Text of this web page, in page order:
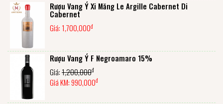
Rượu Vang Ý Xi Măng Le Argille Cabernet Di
Cabernet
Giá: 1,700,000đ
Rượu Vang Ý F Negroamaro 15%
Giá:1,200,000đ
Giá KM:990,000đ